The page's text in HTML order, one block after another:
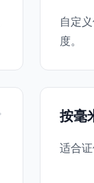
自定
度。
按毫
适合